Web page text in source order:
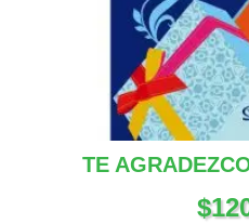
TE
$